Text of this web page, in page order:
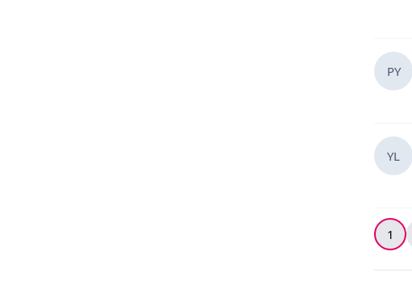
PY
YL
1